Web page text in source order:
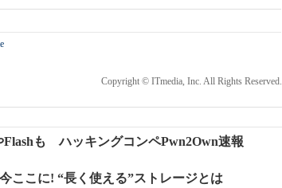
Copyright © ITmedia, Inc. All Rights Reserved.
Flashも ハッキングコンペPwn2Own速報